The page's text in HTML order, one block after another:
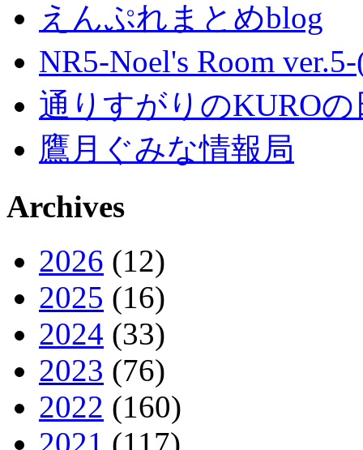
えんぷれまとめblog
NR5-Noel's Room
通りすがりのKURO
鷹月ぐみな情報局
Archives
2026 (12)
2025 (16)
2024 (33)
2023 (76)
2022 (160)
2021 (117)